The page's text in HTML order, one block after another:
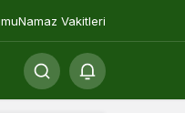
Namaz Vakitleri